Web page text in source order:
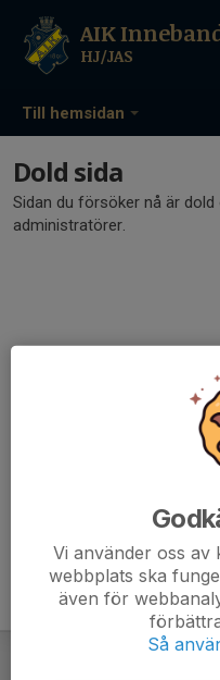
Till hemsidan
AIK
HJ/JAS
Dold sida
Sidan du försöker nå är
administratörer.
Vi använder oss
webbplats ska
även för
Så